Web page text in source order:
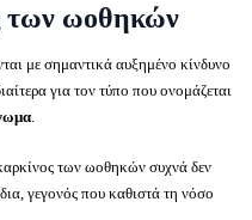
των ωοθηκών
με σημαντικά αυξημένο κίνδυνο
για τον τύπο που ονομάζεται
.
των ωοθηκών συχνά δεν
γεγονός που καθιστά τη νόσο